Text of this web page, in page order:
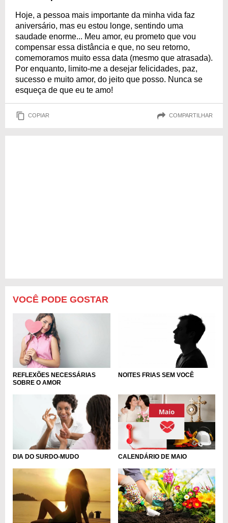
Hoje, a pessoa mais importante da minha vida faz
aniversário, mas eu estou longe, sentindo uma
saudade enorme... Meu amor, eu prometo que vou
compensar essa distância e que, no seu retorno,
comemoramos muito essa data (mesmo que atrasada).
Por enquanto, limito-me a desejar felicidades, paz,
sucesso e muito amor, do jeito que posso. Nunca se
esqueça de que eu te amo!
COPIAR COMPARTILHAR
VOCÊ PODE GOSTAR
REFLEXÕES NECESSÁRIAS
SOBRE O AMOR
NOITES FRIAS SEM VOCÊ
DIA DO SURDO-MUDO CALENDÁRIO DE MAIO